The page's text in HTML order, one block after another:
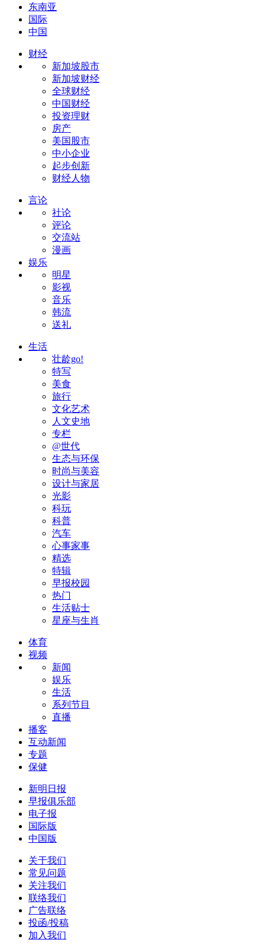
东南亚
国际
中国
财经
新加坡股市
新加坡财经
全球财经
中国财经
投资理财
房产
美国股市
中小企业
起步创新
财经人物
言论
社论
评论
交流站
漫画
娱乐
明星
影视
音乐
韩流
送礼
生活
壮龄go!
特写
美食
旅行
文化艺术
人文史地
专栏
@世代
生态与环保
时尚与美容
设计与家居
光影
科玩
科普
汽车
心事家事
精选
特辑
早报校园
热门
生活贴士
星座与生肖
体育
视频
新闻
娱乐
生活
系列节目
直播
播客
互动新闻
专题
保健
新明日报
早报俱乐部
电子报
国际版
中国版
关于我们
常见问题
关注我们
联络我们
广告联络
投函/投稿
加入我们